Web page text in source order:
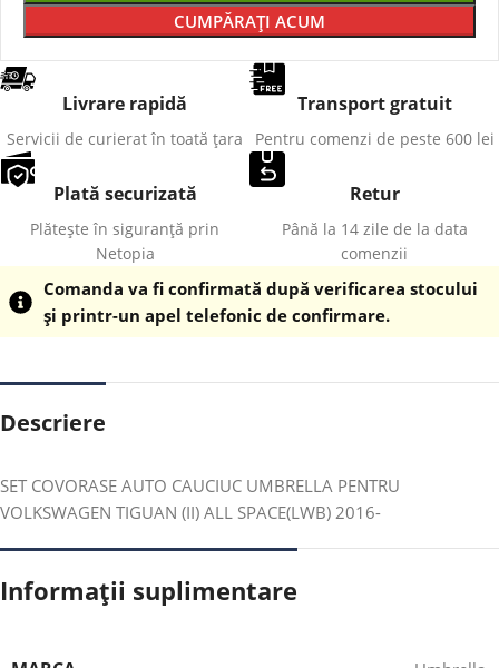
CUMPĂRAȚI ACUM
Livrare rapidă
Servicii de curierat în toată țara
Transport gratuit
Pentru comenzi de peste 600 lei
Plată securizată
Plătește în siguranță prin
Netopia
Retur
Până la 14 zile de la data
comenzii
Comanda va fi confirmată după verificarea stocului
și printr-un apel telefonic de confirmare.
Descriere
SET COVORASE AUTO CAUCIUC UMBRELLA PENTRU
VOLKSWAGEN TIGUAN (II) ALL SPACE(LWB) 2016-
Informații suplimentare